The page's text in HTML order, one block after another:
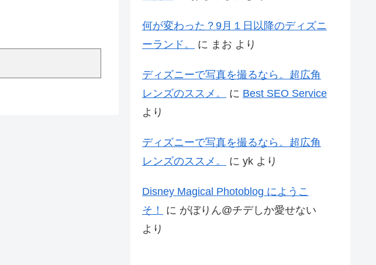
何が変わった？9月１日以降のディズニ
ーランド。
に まお より
ディズニーで写真を撮るなら。超広角
レンズのススメ。
に Best SEO Service
より
ディズニーで写真を撮るなら。超広角
レンズのススメ。
に yk より
Disney Magical Photoblog にようこ
そ！
に がぼりん@チデしか愛せない
より